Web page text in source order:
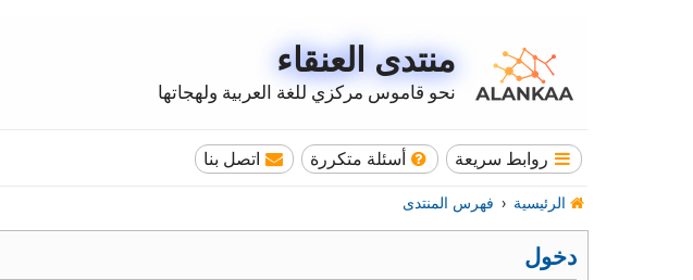
منتدى العنقاء
نحو قاموس مركزي للغة العربية ولهجاتها
روابط سريعة أسئلة متكررة اتصل بنا
الرئيسية فهرس المنتدى
دخول